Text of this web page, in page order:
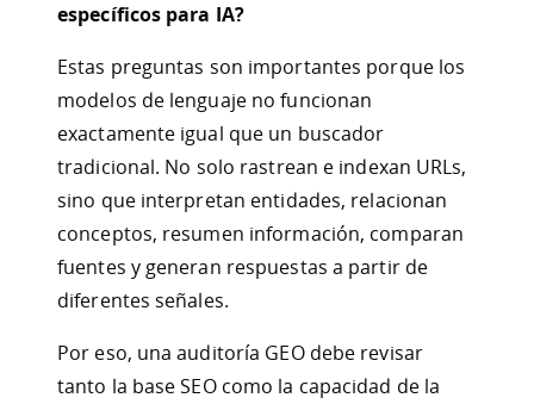
específicos para IA?
Estas preguntas son importantes porque los
modelos de lenguaje no funcionan
exactamente igual que un buscador
tradicional. No solo rastrean e indexan URLs,
sino que interpretan entidades, relacionan
conceptos, resumen información, comparan
fuentes y generan respuestas a partir de
diferentes señales.
Por eso, una auditoría GEO debe revisar
tanto la base SEO como la capacidad de la